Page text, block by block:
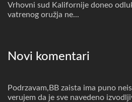
Vrhovni sud Kalifornije doneo
vatrenog oružja ne...
Novi komentari
Podrzavam,BB zaista ima puno
verujem da je sve navedeno